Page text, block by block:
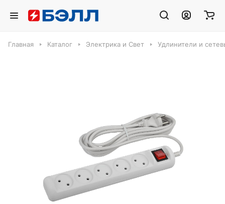
Главная Каталог Электрика и Свет Удлинители и